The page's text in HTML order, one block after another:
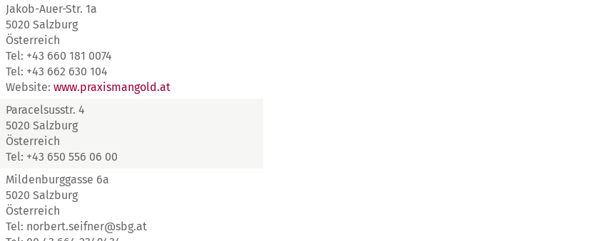
Jakob-Auer-Str. 1a
5020 Salzburg
Österreich
Tel: +43 660 181 0074
Tel: +43 662 630 104
Website: www.praxismangold.at
Paracelsusstr. 4
5020 Salzburg
Österreich
Tel: +43 650 556 06 00
Mildenburggasse 6a
5020 Salzburg
Österreich
Tel: norbert.seifner@sbg.at